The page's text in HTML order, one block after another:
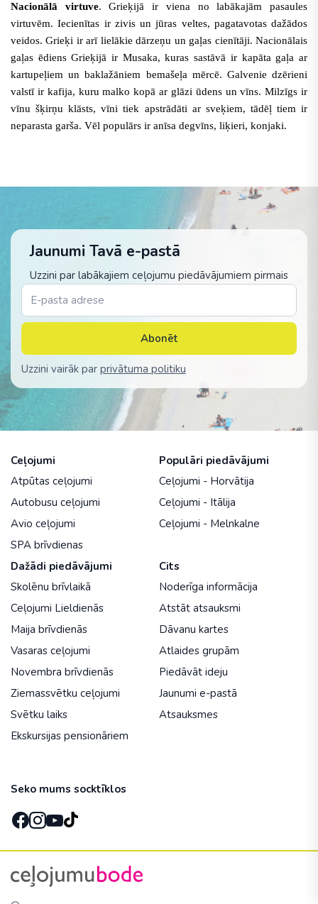
Nacionālā virtuve. Grieķijā ir viena no labākajām pasaules
virtuvēm. Iecienītas ir zivis un jūras veltes, pagatavotas dažādos
veidos. Grieķi ir arī lielākie dārzeņu un gaļas cienītāji. Nacionālais
gaļas ēdiens Grieķijā ir Musaka, kuras sastāvā ir kapāta gaļa ar
kartupeļiem un baklažāniem bemašeļa mērcē. Galvenie dzērieni
valstī ir kafija, kuru malko kopā ar glāzi ūdens un vīns. Milzīgs ir
vīnu šķirņu klāsts, vīni tiek apstrādāti ar sveķiem, tādēļ tiem ir
neparasta garša. Vēl populārs ir anīsa degvīns, liķieri, konjaki.
Jaunumi Tavā e-pastā
Uzzini par labākajiem ceļojumu piedāvājumiem pirmais
Abonēt
Uzzini vairāk par privātuma politiku
Ceļojumi
Atpūtas ceļojumi
Autobusu ceļojumi
Avio ceļojumi
SPA brīvdienas
Populāri piedāvājumi
Ceļojumi - Horvātija
Ceļojumi - Itālija
Ceļojumi - Melnkalne
Dažādi piedāvājumi
Skolēnu brīvlaikā
Ceļojumi Lieldienās
Maija brīvdienās
Vasaras ceļojumi
Novembra brīvdienās
Ziemassvētku ceļojumi
Svētku laiks
Ekskursijas pensionāriem
Cits
Noderīga informācija
Atstāt atsauksmi
Dāvanu kartes
Atlaides grupām
Piedāvāt ideju
Jaunumi e-pastā
Atsauksmes
Seko mums socktīklos